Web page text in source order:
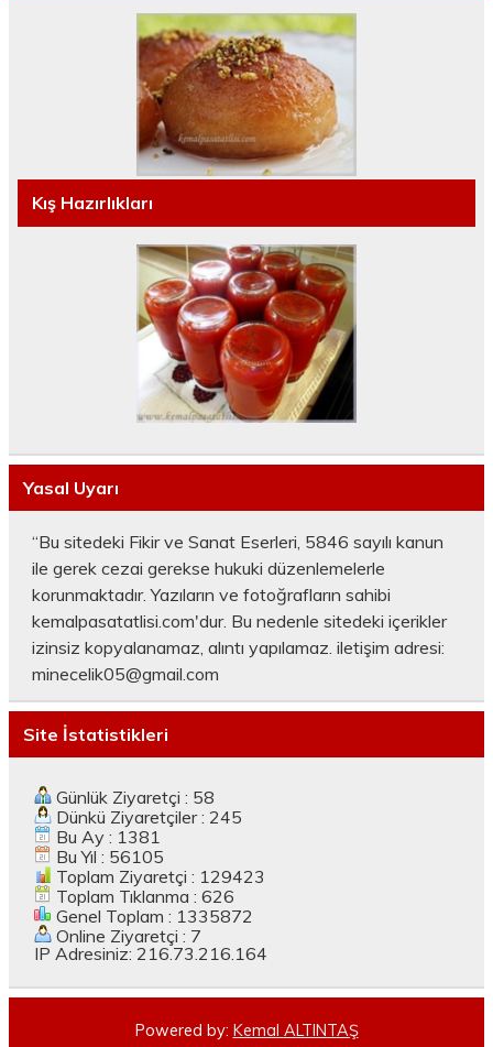
Kış Hazırlıkları
Yasal Uyarı
“Bu sitedeki Fikir ve Sanat Eserleri, 5846 sayılı kanun
ile gerek cezai gerekse hukuki düzenlemelerle
korunmaktadır. Yazıların ve fotoğrafların sahibi
kemalpasatatlisi.com'dur. Bu nedenle sitedeki içerikler
izinsiz kopyalanamaz, alıntı yapılamaz. iletişim adresi:
minecelik05@gmail.com
Site İstatistikleri
Günlük Ziyaretçi : 58
Dünkü Ziyaretçiler : 245
Bu Ay : 1381
Bu Yıl : 56105
Toplam Ziyaretçi : 129423
Toplam Tıklanma : 626
Genel Toplam : 1335872
Online Ziyaretçi : 7
IP Adresiniz: 216.73.216.164
Powered by: Kemal ALTINTAŞ